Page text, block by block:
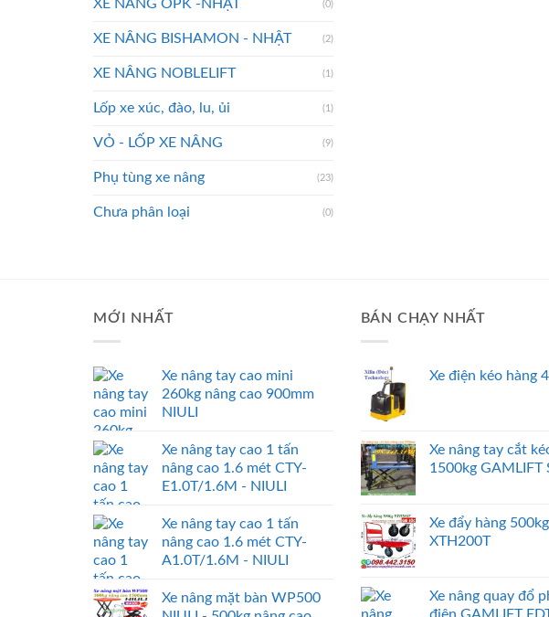
XE NÂNG OPK -NHẬT (0)
XE NÂNG BISHAMON - NHẬT (2)
XE NÂNG NOBLELIFT (1)
Lốp xe xúc, đào, lu, ủi (1)
VỎ - LỐP XE NÂNG (9)
Phụ tùng xe nâng (23)
Chưa phân loại (0)
MỚI NHẤT
Xe nâng tay cao mini
260kg nâng cao 900mm
NIULI
Xe nâng tay cao 1 tấn
nâng cao 1.6 mét CTY-
E1.0T/1.6M - NIULI
Xe nâng tay cao 1 tấn
nâng cao 1.6 mét CTY-
A1.0T/1.6M - NIULI
Xe nâng mặt bàn WP500
BÁN CHẠY NHẤT
Xe điện kéo hàng
Xe nâng tay cắt
1500kg GAMLIFT
Xe đẩy hàng 500kg
XTH200T
Xe nâng quay đổ